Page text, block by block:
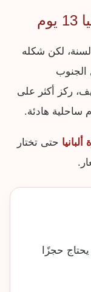
لكن شكله
ركز أكثر على
ساحلية هادئة.
حتى تختار
حجزًا